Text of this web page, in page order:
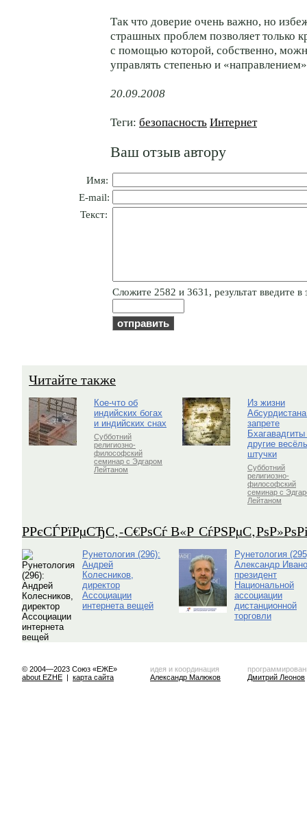
Так что доверие очень важно, но
страшных проблем позволяет только
с помощью которой, собственно,
управлять степенью и
20.09.2008
Теги: безопасность Интернет
Ваш отзыв автору
Имя:
E-mail:
Текст:
Cлoжитe 2582 и 3631, результат введите в
Читайте также
Кое-что об
индийских богах
и индийских снах
Субботний
религиозно-
философский
семинар с Эдгаром
Лейтаном
Из жизни
запрете
Бхагавадгиты
другие
штучки
Субботний
религиозно-
философский
семинар с
Лейтаном
Р­РєСЃРїРµСЂС‚-С€РѕСѓ В«Р
Рунетология (296):
Андрей
Колесников,
директор
Ассоциации
интернета вещей
Рунетология
Александр
президент
Национальной
ассоциации
дистанционной
торговли
© 2004—2023 Союз «ЕЖЕ»
about EZHE | карта сайта
идея и координация
Александр Малюков
Дмитрий Леонов